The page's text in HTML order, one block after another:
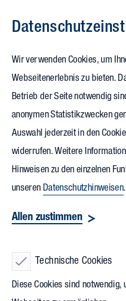
Wir verwenden Cookies, um
Webseitenerlebnis zu bieten.
Betrieb der Seite notwendig
anonymen Statistikzwecken
Auswahl jederzeit in den
widerrufen. Weitere
Hinweisen zu den einzelnen
unseren Datenschutzhinweisen
Allen zustimmen
Technische Cookies
Diese Cookies sind